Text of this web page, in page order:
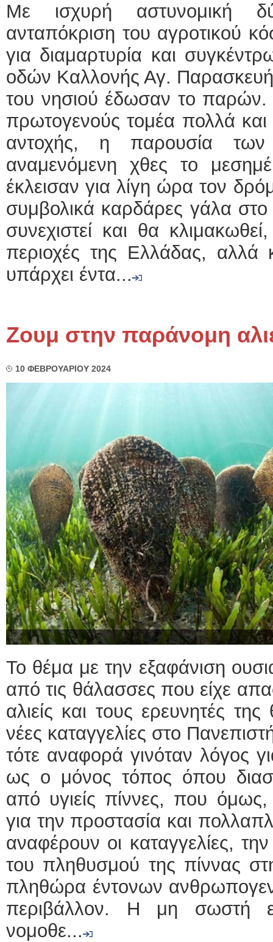
Με ισχυρή αστυνομική
ανταπόκριση του αγροτικού
για διαμαρτυρία και
οδών Καλλονής Αγ.
του νησιού έδωσαν το παρών.
πρωτογενούς τομέα πολλά
αντοχής, η παρουσία
αναμενόμενη χθες το
έκλεισαν για λίγη ώρα τον
συμβολικά καρδάρες γάλα
συνεχιστεί και θα
περιοχές της Ελλάδας,
υπάρχει έντα...
Zουμ στην παράνομη
10 ΦΕΒΡΟΥΑΡΙΟΥ 2024
Το θέμα με την εξαφάνιση
από τις θάλασσες που είχε
αλιείς και τους ερευνητές
νέες καταγγελίες στο
τότε αναφορά γινόταν λόγος
ως ο μόνος τόπος όπου
από υγιείς πίννες, που
για την προστασία και
αναφέρουν οι καταγγελίες,
του πληθυσμού της πίννας
πληθώρα έντονων
περιβάλλον. Η μη σωστή
νομοθε...